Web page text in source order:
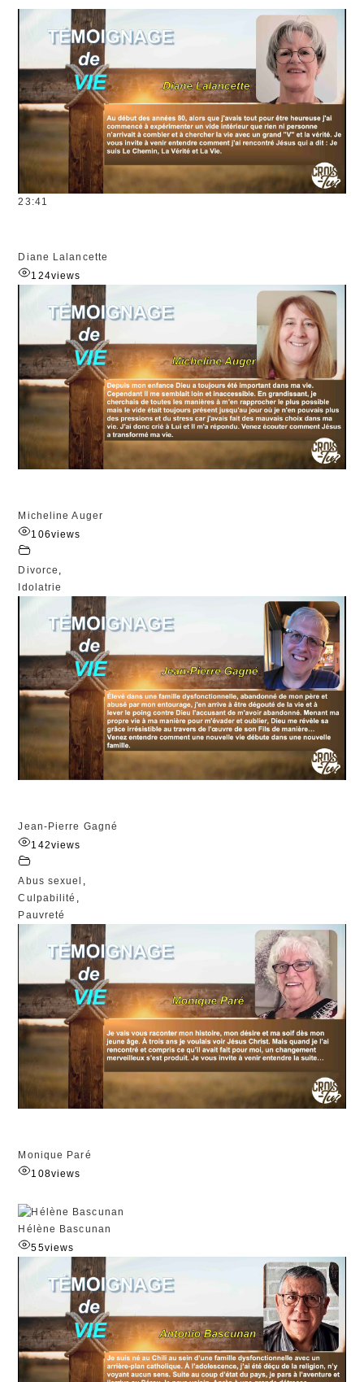
23:41
Diane Lalancette
124views
Micheline Auger
106views
Divorce
Idolatrie
Jean-Pierre Gagné
142views
Abus sexuel ,
Culpabilité ,
Pauvreté
Monique Paré
108views
Hélène Bascunan
55views